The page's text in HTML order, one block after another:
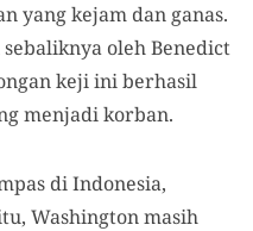
yang kejam dan ganas.
oleh Benedict
keji ini berhasil
menjadi korban.
di Indonesia,
Washington masih